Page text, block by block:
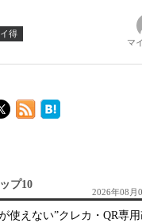
得
マ
プ10
2026年08月
使えない”クレカ・QR専